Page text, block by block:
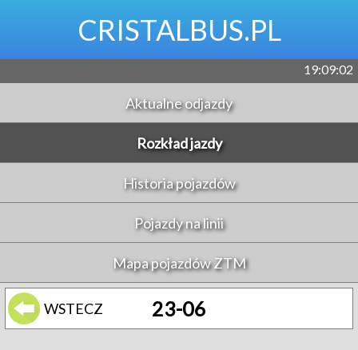
CRISTALBUS.PL
19:09:02
Aktualne odjazdy
Rozkład jazdy
Historia pojazdów
Pojazdy na linii
Mapa pojazdów ZTM
WSTECZ 23-06